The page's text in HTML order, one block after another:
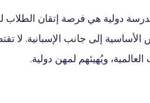
دولية هي فرصة إتقان الطلاب
الأساسية إلى جانب الإسبانية. لا
ويُهيئهم لمهن دولية.